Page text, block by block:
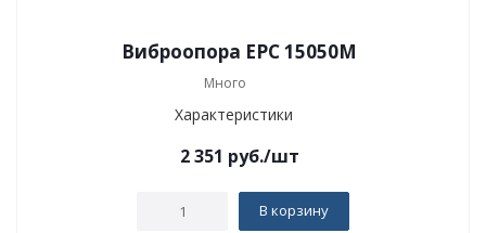
Виброопора EPC 15050M
Много
Характеристики
2 351 руб./шт
В корзину